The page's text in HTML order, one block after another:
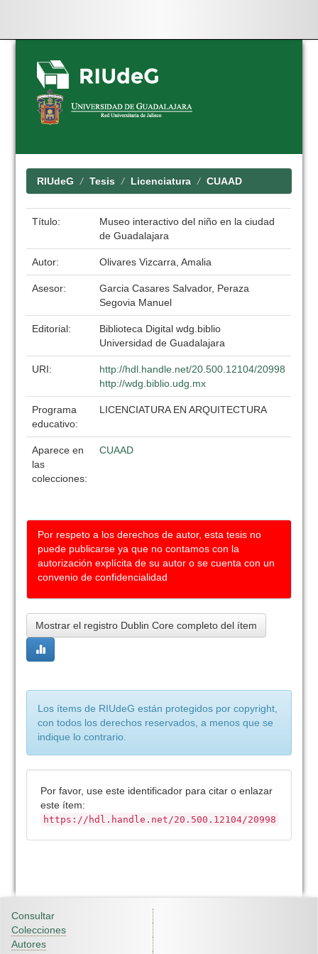
Skip
navigation
RIUdeG Tesis Licenciatura CUAAD
Título:
Museo interactivo del niño en la ciudad
de Guadalajara
Autor: Olivares Vizcarra, Amalia
Asesor:
Garcia Casares Salvador, Peraza
Segovia Manuel
Editorial:
Biblioteca Digital wdg.biblio
Universidad de Guadalajara
URI:
http://hdl.handle.net/20.500.12104/20998
http://wdg.biblio.udg.mx
Programa
educativo:
LICENCIATURA EN ARQUITECTURA
Aparece en
las
colecciones:
CUAAD
Por respeto a los derechos de autor, esta tesis no
puede publicarse ya que no contamos con la
autorización explícita de su autor o se cuenta con un
convenio de confidencialidad
Mostrar el registro Dublin Core completo del ítem
Los ítems de RIUdeG están protegidos por copyright,
con todos los derechos reservados, a menos que se
indique lo contrario.
Por favor, use este identificador para citar o enlazar
este ítem:
https://hdl.handle.net/20.500.12104/20998
Consultar
Colecciones
Autores